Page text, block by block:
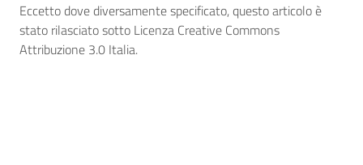
Eccetto dove diversamente specificato, questo articolo è
stato rilasciato sotto Licenza Creative Commons
Attribuzione 3.0 Italia.